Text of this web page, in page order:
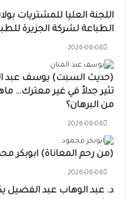
اللجنة العليا للمشتريات
الطباعة لشركة الجزيرة
2026-08-08
(حديث السبت) يوسف عبد
تثير جدلاً في غير معترك…
من البرهان؟
2026-08-08
(من رحم المعاناة) ابوبكر
2026-08-08
د. عبد الوهاب عبد الفضيل